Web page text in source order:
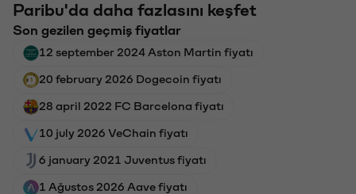
Paribu'da daha fazlasını keşfet
Son gezilen geçmiş fiyatlar
12 september 2024 Aston Martin fiyatı
20 february 2026 Dogecoin fiyatı
28 april 2022 FC Barcelona fiyatı
10 july 2026 VeChain fiyatı
6 january 2021 Juventus fiyatı
1 Ağustos 2026 Aave fiyatı